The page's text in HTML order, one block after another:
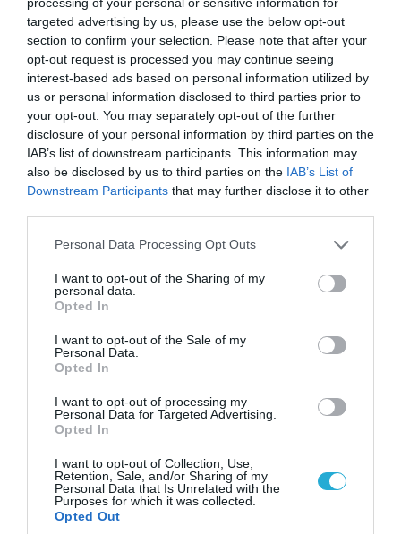
targeted advertising by us, please use the below opt-out
section to confirm your selection. Please note that after your
opt-out request is processed you may continue seeing
interest-based ads based on personal information utilized by
us or personal information disclosed to third parties prior to
your opt-out. You may separately opt-out of the further
disclosure of your personal information by third parties on the
IAB’s list of downstream participants. This information may
also be disclosed by us to third parties on the IAB’s List of
Downstream Participants that may further disclose it to other
Please note that this website/app uses one or more Google
not limited to your visit or usage behaviour. You may click to
grant or deny consent to Google and its third-party tags to
use your data for below specified purposes in below Google
consent section.
Personal Data Processing Opt Outs
I want to opt-out of the Sharing of my
personal data.
Opted In
I want to opt-out of the Sale of my
Personal Data.
Opted In
I want to opt-out of processing my
Personal Data for Targeted Advertising.
Opted In
I want to opt-out of Collection, Use,
Retention, Sale, and/or Sharing of my
Personal Data that Is Unrelated with the
Purposes for which it was collected.
Opted Out
Οι ρωσικές δυνάμεις απέχουν μόλις 5 χλμ.
από Σλαβιάνσκ και Κραματόρσκ στο Ντονέτσκ
ΠΟΛΙΤΙΚΗ